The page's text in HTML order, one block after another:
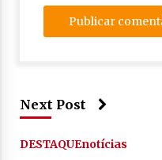
Next Post
DESTAQUEnotícias